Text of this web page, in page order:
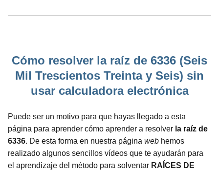
Cómo resolver la raíz de 6336 (Seis
Mil Trescientos Treinta y Seis) sin
usar calculadora electrónica
Puede ser un motivo para que hayas llegado a esta
página para aprender cómo aprender a resolver la raíz de
6336. De esta forma en nuestra página web hemos
realizado algunos sencillos vídeos que te ayudarán para
el aprendizaje del método para solventar RAÍCES DE